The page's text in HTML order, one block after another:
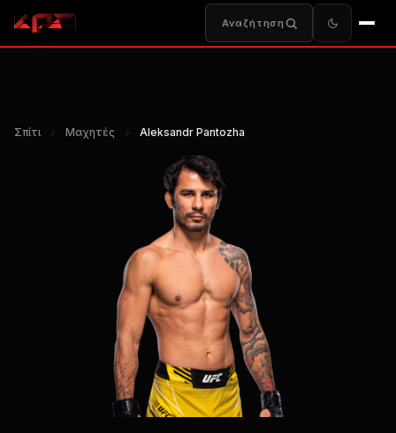
Αναζήτηση
Σπίτι ♪ Μαχητές ♪ Aleksandr Pantozha